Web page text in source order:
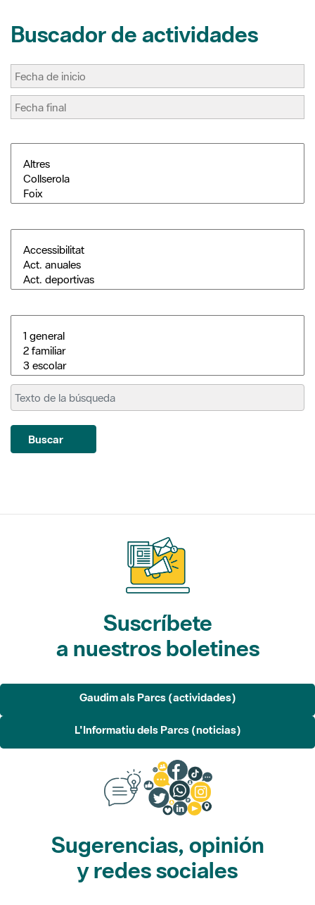
Buscar
Suscríbete
a nuestros boletines
L'Informatiu dels Parcs (noticias)
Sugerencias, opinión
y redes sociales